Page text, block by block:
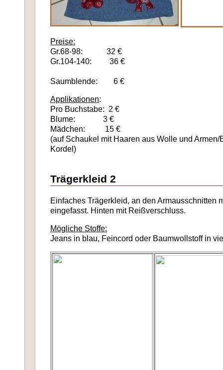
Preise:
Gr.68-98: 32 €
Gr.104-140: 36 €
Saumblende: 6 €
Applikationen:
Pro Buchstabe: 2 €
Blume: 3 €
Mädchen: 15 €
(auf Schaukel mit Haaren aus Wolle und Armen/
Kordel)
Trägerkleid 2
Einfaches Trägerkleid, an den Armausschnitten
eingefasst. Hinten mit Reißverschluss.
Mögliche Stoffe:
Jeans in blau, Feincord oder Baumwollstoff in